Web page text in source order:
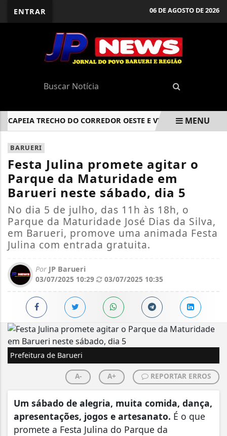
ENTRAR 06 DE AGOSTO DE 2026
TRECHO DO CORREDOR OESTE E VIA DE LIGAÇÃO DO
EM ALTA
MENU
BARUERI
Festa Julina promete agitar o
Parque da Maturidade em
Barueri neste sábado, dia 5
No dia 5 de julho, das 11h às 18h, o
Parque da Maturidade José Dias da Silva,
em Barueri, promove uma animada Festa
Julina com entrada gratuita.
Por JP Barueri
03/07/2025 10:29
03/07/2025 10:35
Prefeitura de Barueri
A- A+ REPORTAR ERROS
Um sábado de alegria, muita comida, dança,
apresentações, jogos e artesanato. É o que
promete a Festa Julina do Parque da